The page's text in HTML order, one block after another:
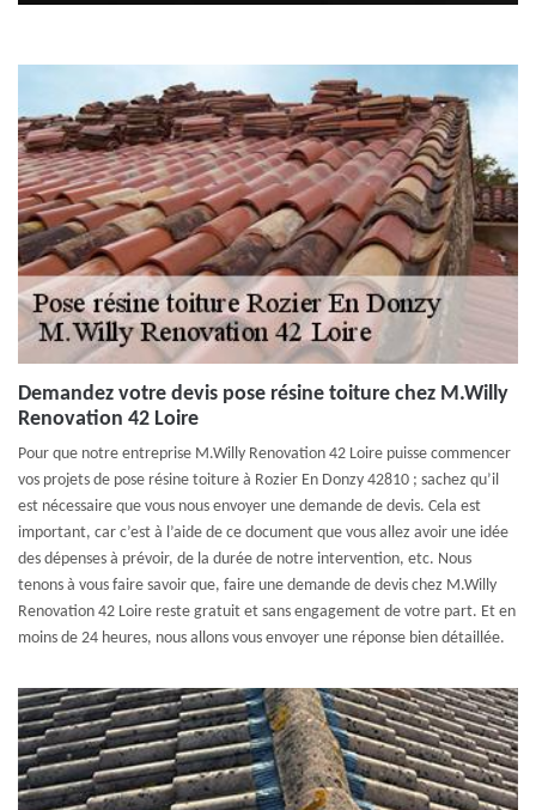
Demandez votre devis pose résine toiture chez M.Willy
Renovation 42 Loire
Pour que notre entreprise M.Willy Renovation 42 Loire puisse commencer
vos projets de pose résine toiture à Rozier En Donzy 42810 ; sachez qu’il
est nécessaire que vous nous envoyer une demande de devis. Cela est
important, car c’est à l’aide de ce document que vous allez avoir une idée
des dépenses à prévoir, de la durée de notre intervention, etc. Nous
tenons à vous faire savoir que, faire une demande de devis chez M.Willy
Renovation 42 Loire reste gratuit et sans engagement de votre part. Et en
moins de 24 heures, nous allons vous envoyer une réponse bien détaillée.